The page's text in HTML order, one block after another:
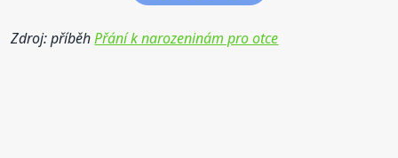
Zdroj: příběhPřání k narozeninám pro otce